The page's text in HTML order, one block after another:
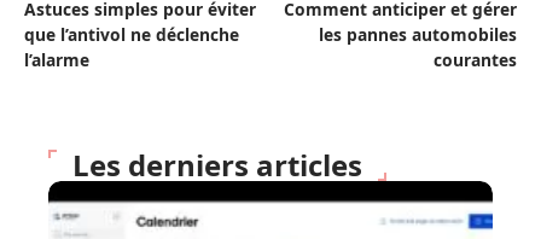
Astuces simples pour éviter
que l’antivol ne déclenche
l’alarme
Comment anticiper et gérer
les pannes automobiles
courantes
Les derniers articles